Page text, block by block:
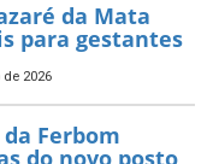
da Mata
para gestantes
2026
Ferbom
do novo posto